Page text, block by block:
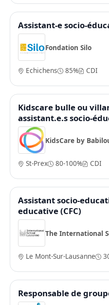
Assistant-e socio-
Fondation Silo
Echichens 85% CDI
Kidscare bulle ou
assistant.e.s socio-
KidsCare by
St-Prex 80-100% CDI
Assistant socio-
educative (CFC)
The International
Le Mont-Sur-Lausanne
Responsable de